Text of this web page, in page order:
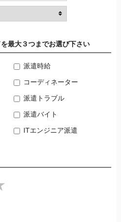
最大３つまでお選び下さい
派遣時給
コーディネーター
派遣トラブル
派遣バイト
ITエンジニア派遣